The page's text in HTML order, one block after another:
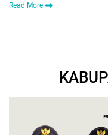
Read More